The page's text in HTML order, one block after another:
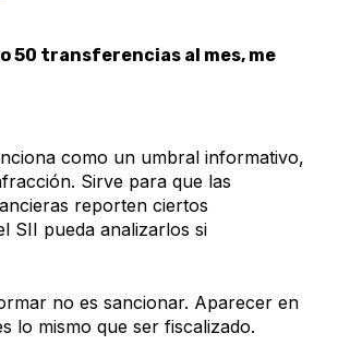
50 transferencias al mes, me
como un umbral informativo,
Sirve para que las
reporten ciertos
SII pueda analizarlos si
no es sancionar. Aparecer en
lo mismo que ser fiscalizado.